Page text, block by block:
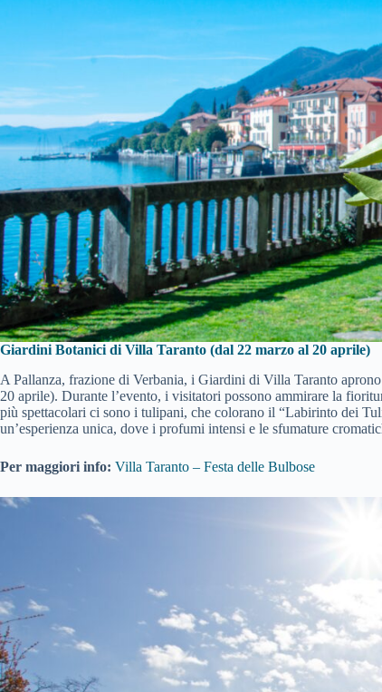
Giardini Botanici di Villa Taranto (dal 22 marzo al 20 aprile)
A Pallanza, frazione di Verbania, i Giardini di Villa Taranto
20 aprile). Durante l’evento, i visitatori possono ammirare la
più spettacolari ci sono i tulipani, che colorano il “Labirinto dei
un’esperienza unica, dove i profumi intensi e le sfumature
Per maggiori info: Villa Taranto – Festa delle Bulbose